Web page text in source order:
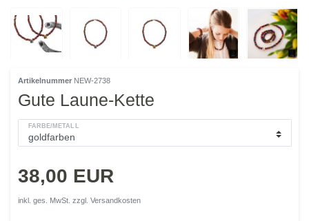
Artikelnummer NEW-2738
Gute Laune-Kette
FARBE/METALL
38,00 EUR
inkl. ges. MwSt. zzgl. Versandkosten